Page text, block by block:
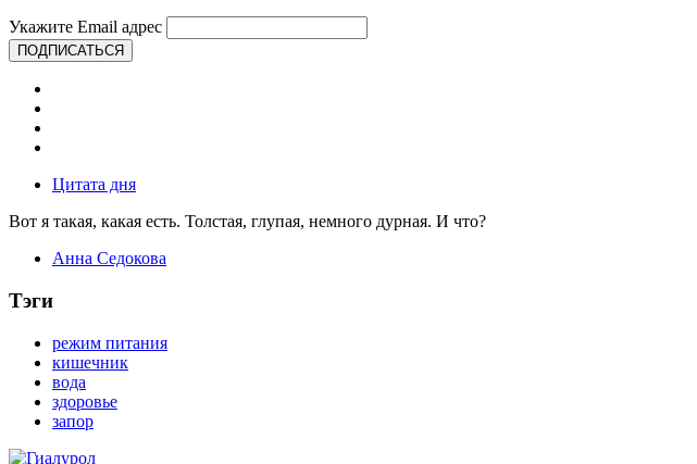
Укажите Email адрес
ПОДПИСАТЬСЯ
Цитата дня
Вот я такая, какая есть. Толстая, глупая, немного дурная. И что?
Анна Седокова
Тэги
режим питания
кишечник
вода
здоровье
запор